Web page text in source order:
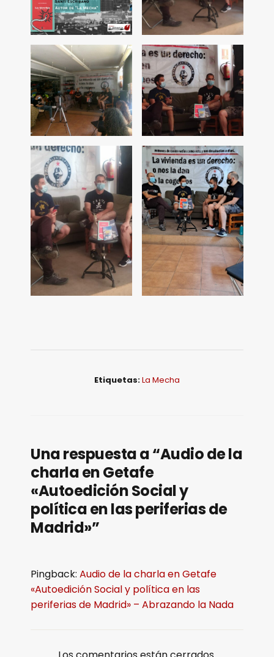
Etiquetas:La Mecha
Una respuesta a “Audio de la
charla en Getafe
«Autoedición Social y
política en las periferias de
Madrid»”
Pingback: Audio de la charla en Getafe
«Autoedición Social y política en las
periferias de Madrid» – Abrazando la Nada